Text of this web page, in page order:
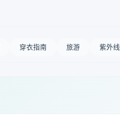
穿衣指南 旅游 紫外线